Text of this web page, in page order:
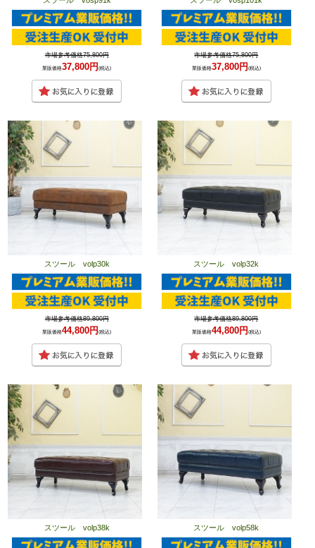
市場参考価格75,800円
業販価格37,800円(税込)
市場参考価格75,800円
業販価格37,800円 (税込)
スツール volp30k
市場参考価格89,800円
業販価格44,800円(税込)
スツール volp32k
市場参考価格89,800円
業販価格44,800円 (税込)
スツール volp38k スツール volp58k